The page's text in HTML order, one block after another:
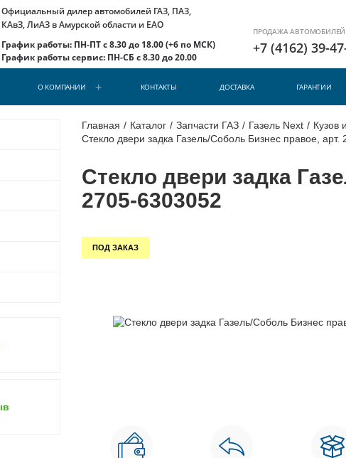
Официальный дилер автомобилей ГАЗ, ПАЗ,
КАвЗ, ЛиАЗ в Амурской области и ЕАО
График работы: ПН-ПТ с 8.30 до 18.00 (+6 по МСК)
График работы сервис: ПН-СБ с 8.30 до 20.00
ПРОДАЖА АВТОМОБИЛЕЙ
+7 (4162) 39-
О КОМПАНИИ КОНТАКТЫ ДОСТАВКА ГАРАНТИИ
Главная / Каталог / Запчасти ГАЗ / Газель Next / Кузов
Стекло двери задка Газель/Соболь Бизнес правое, арт.
Стекло двери задка
2705-6303052
ПОД ЗАКАЗ